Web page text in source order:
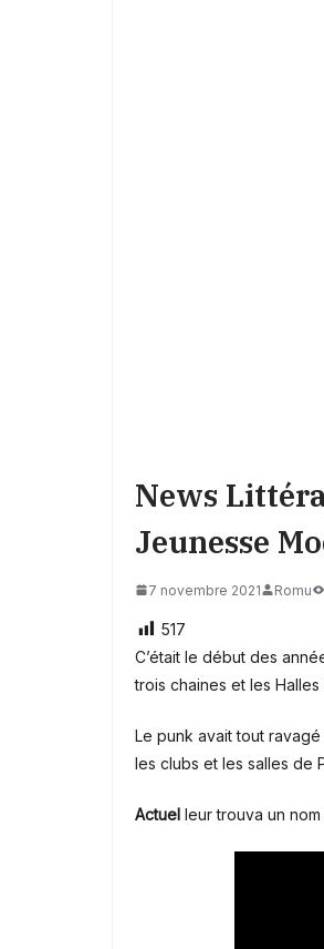
News
Jeunesse
7 novembre 2021 Romu
517
C’était le début des
trois chaines et les
Le punk avait tout
les clubs et les salles de
Actuel leur trouva un nom